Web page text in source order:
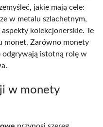
jakie mają cele:
w metalu szlachetnym,
kolekcjonerskie. Te
monet. Zarówno monety
odgrywają istotną rolę w
w monety